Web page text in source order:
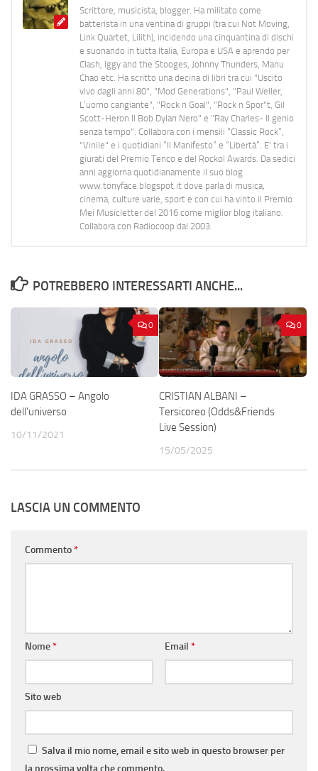
Scrittore, musicista, blogger. Ha militato come
batterista in una ventina di gruppi (tra cui Not Moving,
Link Quartet, Lilith), incidendo una cinquantina di dischi
e suonando in tutta Italia, Europa e USA e aprendo per
Clash, Iggy and the Stooges, Johnny Thunders, Manu
Chao etc. Ha scritto una decina di libri tra cui "Uscito
vivo dagli anni 80", "Mod Generations", "Paul Weller,
L’uomo cangiante", "Rock n Goal", "Rock n Spor"t, Gil
Scott-Heron Il Bob Dylan Nero" e "Ray Charles- Il genio
senza tempo". Collabora con i mensili “Classic Rock”,
"Vinile" e i quotidiani “Il Manifesto” e “Libertà”. E' tra i
giurati del Premio Tenco e del Rockol Awards. Da sedici
anni aggiorna quotidianamente il suo blog
www.tonyface.blogspot.it dove parla di musica,
cinema, culture varie, sport e con cui ha vinto il Premio
Mei Musicletter del 2016 come miglior blog italiano.
Collabora con Radiocoop dal 2003.
POTREBBERO INTERESSARTI ANCHE...
0
IDA GRASSO – Angolo
dell’universo
10/11/2021
0
CRISTIAN ALBANI –
Tersicoreo (Odds&Friends
Live Session)
15/05/2025
LASCIA UN COMMENTO
Commento*
Nome* Email *
Sito web
Salva il mio nome, email e sito web in questo browser per